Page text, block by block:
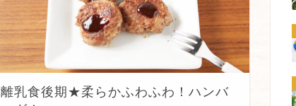
離乳食後期★柔らかふわふわ！ハンバ